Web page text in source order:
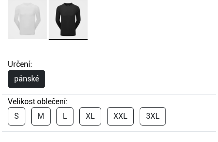
Určení:
pánské
Velikost oblečení:
S
M L XL XXL 3XL